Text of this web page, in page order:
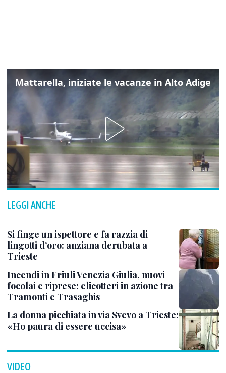
Mattarella, iniziate le vacanze in Alto Adige
LEGGI ANCHE
Si finge un ispettore e fa razzia di
lingotti d’oro: anziana derubata a
Trieste
Incendi in Friuli Venezia Giulia, nuovi
focolai e riprese: elicotteri in azione tra
Tramonti e Trasaghis
La donna picchiata in via Svevo a Trieste:
«Ho paura di essere uccisa»
VIDEO